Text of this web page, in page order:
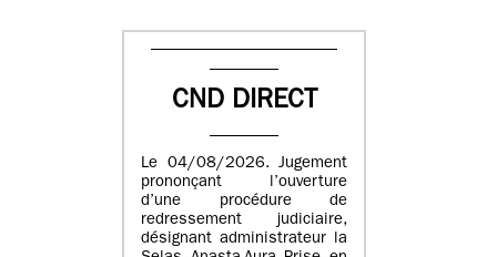
CND DIRECT
Le 04/08/2026. Jugement
prononçant l’ouverture
d’une procédure de
redressement judiciaire,
désignant administrateur la